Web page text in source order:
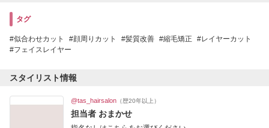
タグ
似合わせカット 顔周りカット 髪質改善 縮毛矯正
レイヤーカット
フェイスレイヤー
スタイリスト情報
@tas_hairsalon （歴20年以上）
担当者 おまかせ